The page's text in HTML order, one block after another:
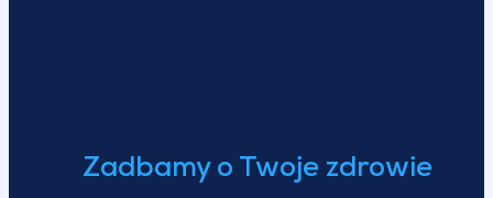
Zadbamy o Twoje zdrowie